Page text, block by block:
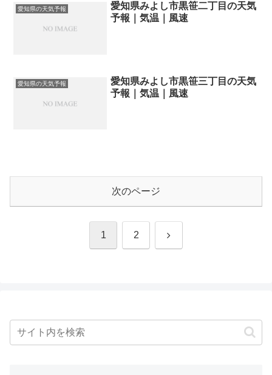
愛知県の天気予報
愛知県みよし市黒笹二丁目の天気
予報｜気温｜風速
愛知県の天気予報
愛知県みよし市黒笹三丁目の天気
予報｜気温｜風速
次のページ
1 2 次